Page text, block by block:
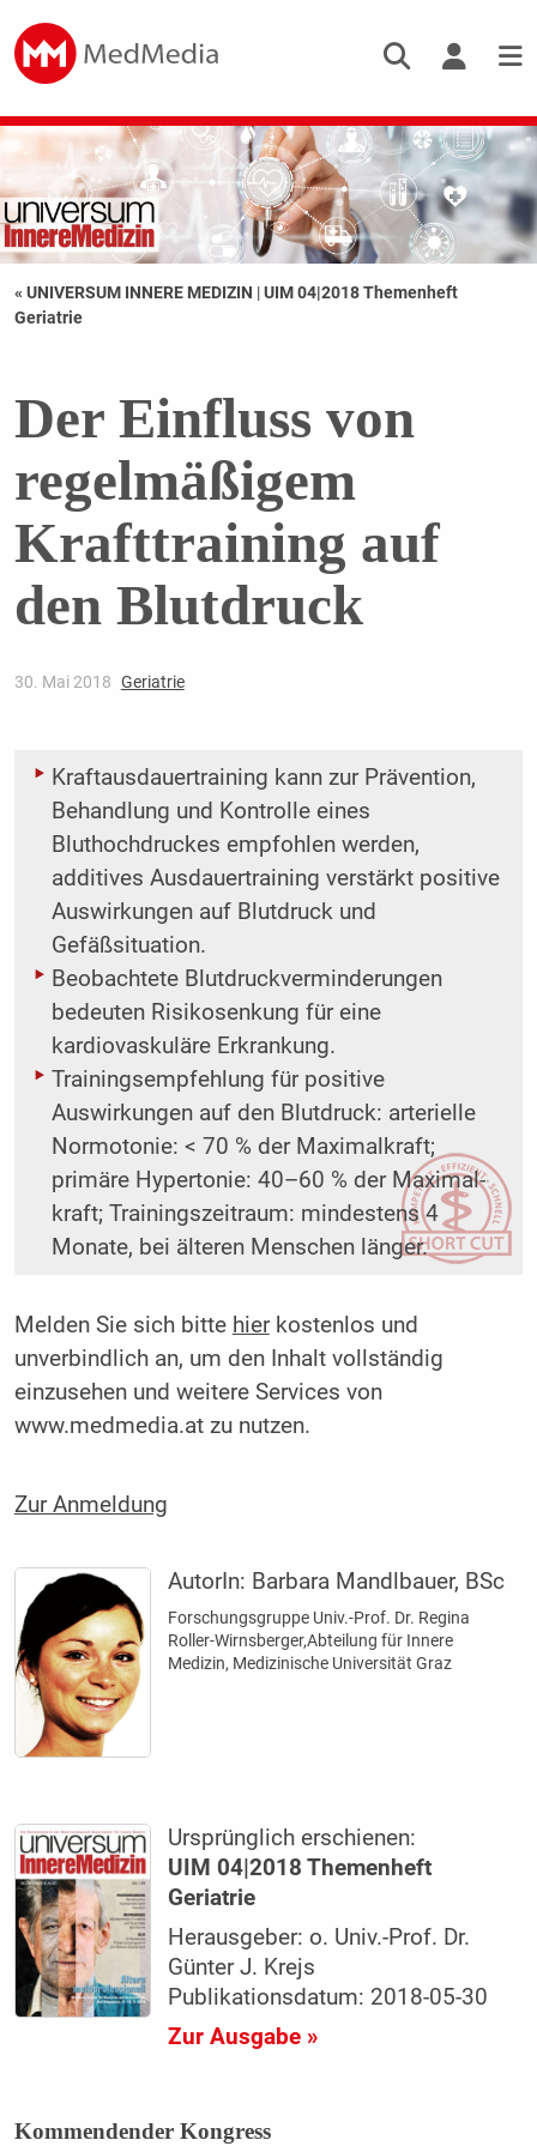
« UNIVERSUM INNERE MEDIZIN |UIM 04|2018 Themenheft
Geriatrie
Der Einfluss von
regelmäßigem
Krafttraining auf
den Blutdruck
30. Mai 2018 Geriatrie
Kraftausdauertraining kann zur Prävention,
Behandlung und Kontrolle eines
Bluthochdruckes empfohlen werden,
additives Ausdauertraining verstärkt positive
Auswirkungen auf Blutdruck und
Gefäßsituation.
Beobachtete Blutdruckverminderungen
bedeuten Risikosenkung für eine
kardiovaskuläre Erkrankung.
Trainingsempfehlung für positive
Auswirkungen auf den Blutdruck: arterielle
Normotonie: < 70 % der Maximalkraft;
primäre Hypertonie: 40–60 % der Maximal-
kraft; Trainingszeitraum: mindestens 4
Monate, bei älteren Menschen länger.
Melden Sie sich bitte hierkostenlos und
unverbindlich an, um den Inhalt vollständig
einzusehen und weitere Services von
www.medmedia.at zu nutzen.
Zur Anmeldung
AutorIn: Barbara Mandlbauer, BSc
Forschungsgruppe Univ.-Prof. Dr. Regina
Roller-Wirnsberger,Abteilung für Innere
Medizin, Medizinische Universität Graz
Ursprünglich erschienen:
UIM 04|2018 Themenheft
Geriatrie
Herausgeber: o. Univ.-Prof. Dr.
Günter J. Krejs
Publikationsdatum: 2018-05-30
Zur Ausgabe »
Kommendender Kongress